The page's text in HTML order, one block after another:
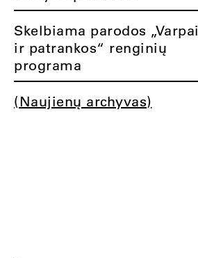
Skelbiama parodos „Varpai
ir patrankos“ renginių
programa
(Naujienų archyvas)